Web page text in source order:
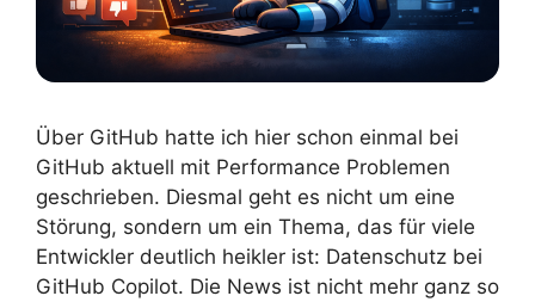
Über GitHub hatte ich hier schon einmal bei
GitHub aktuell mit Performance Problemen
geschrieben. Diesmal geht es nicht um eine
Störung, sondern um ein Thema, das für viele
Entwickler deutlich heikler ist: Datenschutz bei
GitHub Copilot. Die News ist nicht mehr ganz so